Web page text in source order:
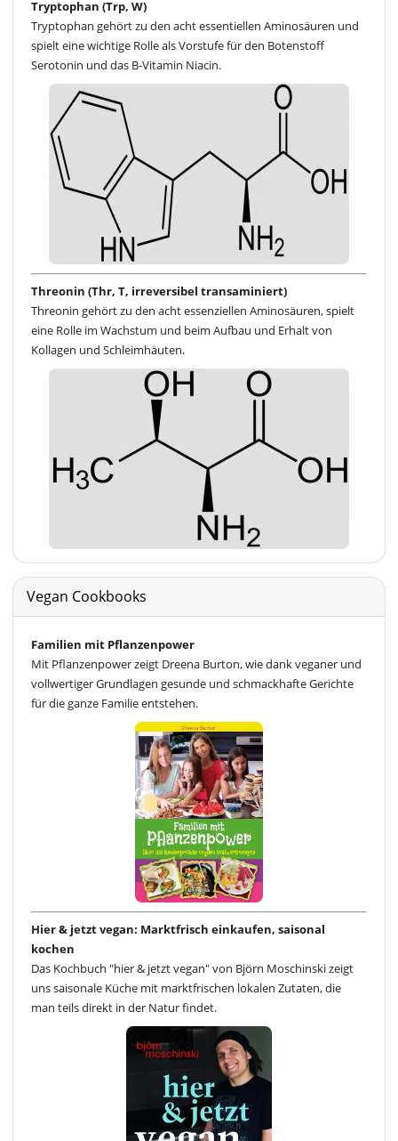
Tryptophan (Trp, W)
Tryptophan gehört zu den acht essentiellen Aminosäuren und
spielt eine wichtige Rolle als Vorstufe für den Botenstoff
Serotonin und das B-Vitamin Niacin.
Threonin (Thr, T, irreversibel transaminiert)
Threonin gehört zu den acht essenziellen Aminosäuren, spielt
eine Rolle im Wachstum und beim Aufbau und Erhalt von
Kollagen und Schleimhäuten.
Vegan Cookbooks
Familien mit Pflanzenpower
Mit Pflanzenpower zeigt Dreena Burton, wie dank veganer und
vollwertiger Grundlagen gesunde und schmackhafte Gerichte
für die ganze Familie entstehen.
Hier & jetzt vegan: Marktfrisch einkaufen, saisonal
kochen
Das Kochbuch "hier & jetzt vegan" von Björn Moschinski zeigt
uns saisonale Küche mit marktfrischen lokalen Zutaten, die
man teils direkt in der Natur findet.